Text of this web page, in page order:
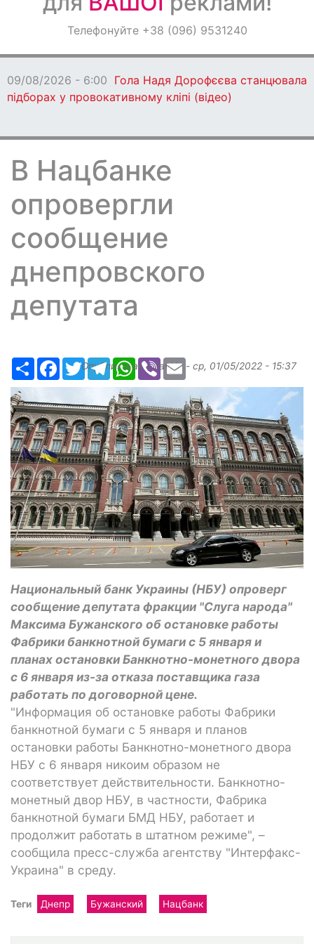
ОголошенняТелефонуйте +38 (096) 9531240
09/08/2026 - 6:00 Гола Надя Дорофєєва станцювала
підборах у провокативному кліпі (відео)
В Нацбанке
опровергли
сообщение
днепровского
депутата
РесурсFacebook
TwitterTelegramWhatsApp
ViberEmail
Опубликованоslavkin - ср, 01/05/2022 - 15:37
Национальный банк Украины (НБУ) опроверг
сообщение депутата фракции "Слуга народа"
Максима Бужанского об остановке работы
Фабрики банкнотной бумаги с 5 января и
планах остановки Банкнотно-монетного двора
с 6 января из-за отказа поставщика газа
работать по договорной цене.
"Информация об остановке работы Фабрики
банкнотной бумаги с 5 января и планов
остановки работы Банкнотно-монетного двора
НБУ с 6 января никоим образом не
соответствует действительности. Банкнотно-
монетный двор НБУ, в частности, Фабрика
банкнотной бумаги БМД НБУ, работает и
продолжит работать в штатном режиме", –
сообщила пресс-служба агентству "Интерфакс-
Украина" в среду.
Теги Днепр Бужанский Нацбанк